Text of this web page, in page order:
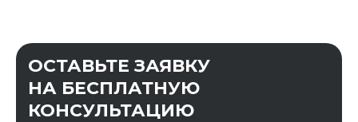
ОСТАВЬТЕ ЗАЯВКУ
НА БЕСПЛАТНУЮ
КОНСУЛЬТАЦИЮ